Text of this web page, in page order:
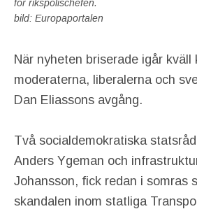
för rikspolischefen.
bild: Europaportalen
När nyheten briserade igår kväll
moderaterna, liberalerna och
Dan Eliassons avgång.
Två socialdemokratiska
Anders Ygeman och
Johansson, fick redan i somras
skandalen inom statliga